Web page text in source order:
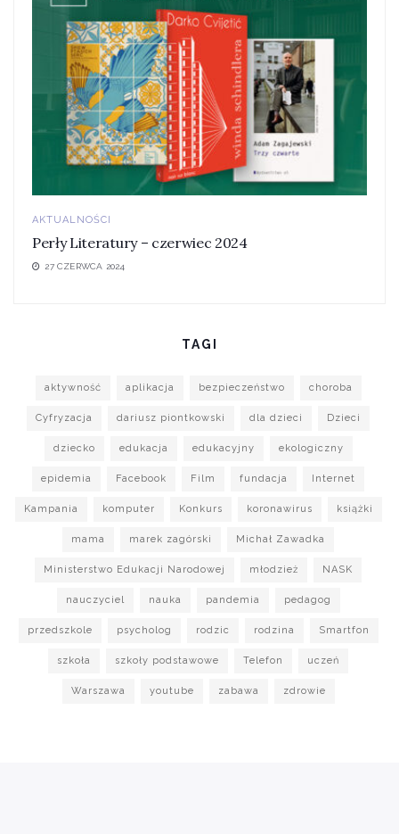
AKTUALNOŚCI
Perły Literatury – czerwiec 2024
27 CZERWCA 2024
TAGI
aktywność aplikacja bezpieczeństwo choroba
Cyfryzacja dariusz piontkowski dla dzieci Dzieci
dziecko edukacja edukacyjny ekologiczny
epidemia Facebook Film fundacja Internet
Kampania komputer Konkurs koronawirus książki
mama marek zagórski Michał Zawadka
Ministerstwo Edukacji Narodowej młodzież NASK
nauczyciel nauka pandemia pedagog
przedszkole psycholog rodzic rodzina Smartfon
szkoła szkoły podstawowe Telefon uczeń
Warszawa youtube zabawa zdrowie